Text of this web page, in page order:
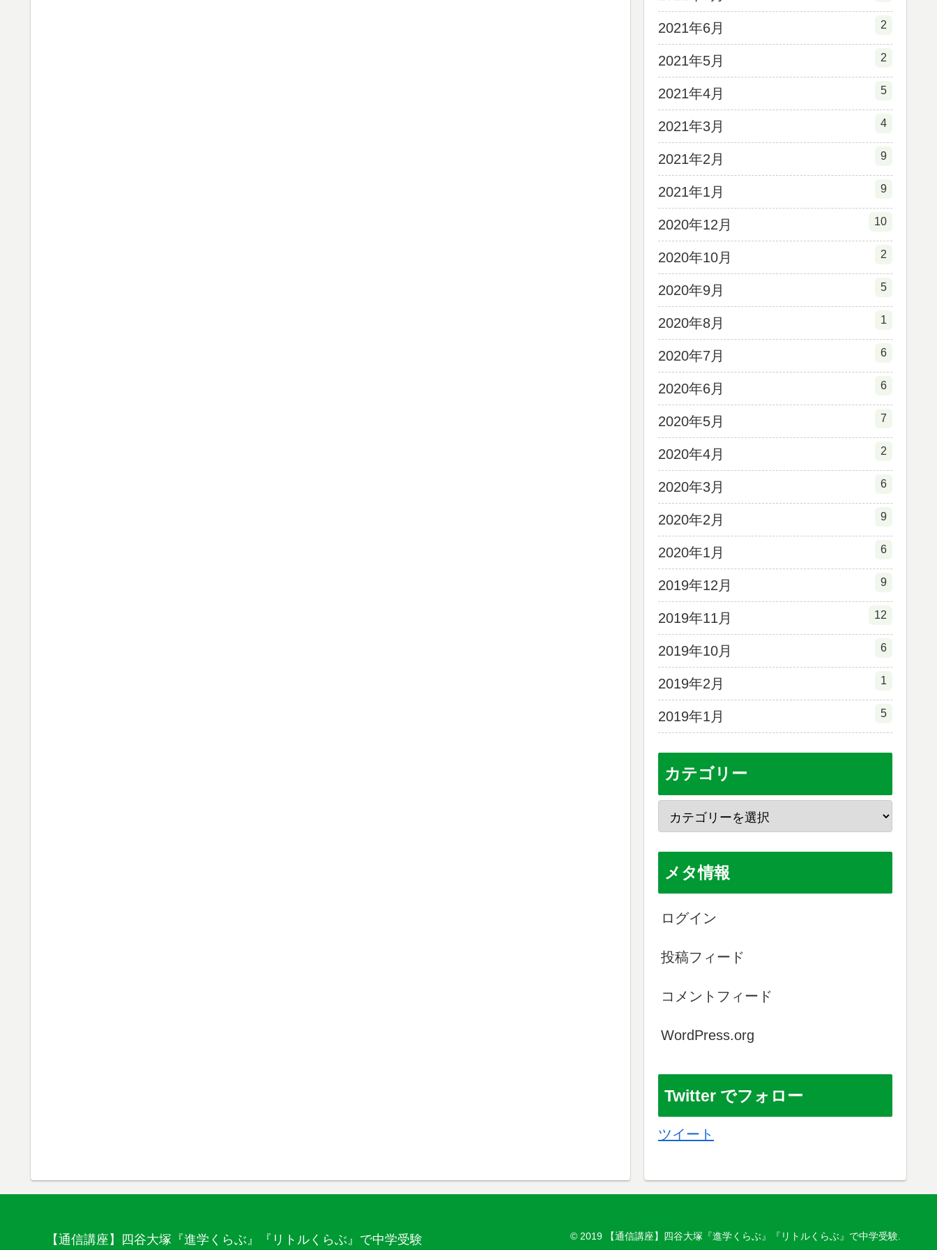
2021年6月 2
2021年5月 2
2021年4月 5
2021年3月 4
2021年2月 9
2021年1月 9
2020年12月 10
2020年10月 2
2020年9月 5
2020年8月 1
2020年7月 6
2020年6月 6
2020年5月 7
2020年4月 2
2020年3月 6
2020年2月 9
2020年1月 6
2019年12月 9
2019年11月 12
2019年10月 6
2019年2月 1
2019年1月 5
カテゴリー
メタ情報
ログイン
投稿フィード
コメントフィード
WordPress.org
Twitter でフォロー
ツイート
【通信講座】四谷大塚『進学くらぶ』『リトルくらぶ』で中学受験 © 2019 【通信講座】四谷大塚『進学くらぶ』『リトルくらぶ』で中学受験.